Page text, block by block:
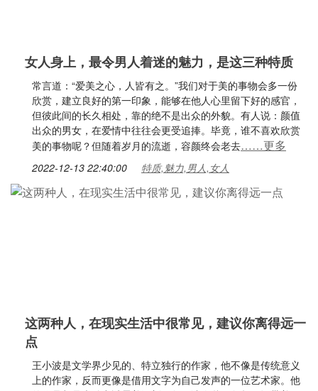
女人身上，最令男人着迷的魅力，是这三种特质
常言道：“爱美之心，人皆有之。”我们对于美的事物会多一份
欣赏，建立良好的第一印象，能够在他人心里留下好的感官，
但彼此间的长久相处，靠的绝不是出众的外貌。有人说：颜值
出众的男女，在爱情中往往会更受追捧。毕竟，谁不喜欢欣赏
美的事物呢？但随着岁月的流逝，容颜终会老去……更多
2022-12-13 22:40:00 特质,魅力,男人,女人
这两种人，在现实生活中很常见，建议你离得远一
点
王小波是文学界少见的、特立独行的作家，他不像是传统意义
上的作家，反而更像是借用文字为自己发声的一位艺术家。他